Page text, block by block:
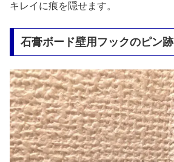
キレイに痕を隠せます。
石膏ボード壁用フックのピン跡